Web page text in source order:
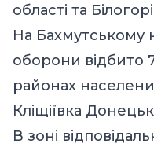
області та
На Бахмутському
оборони відбито
районах
Кліщіївка
В зоні